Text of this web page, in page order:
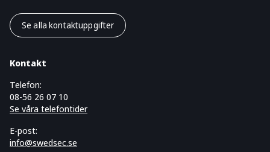
Se alla kontaktuppgifter
Kontakt
Telefon:
08-56 26 07 10
Se våra telefontider
E-post:
info@swedsec.se